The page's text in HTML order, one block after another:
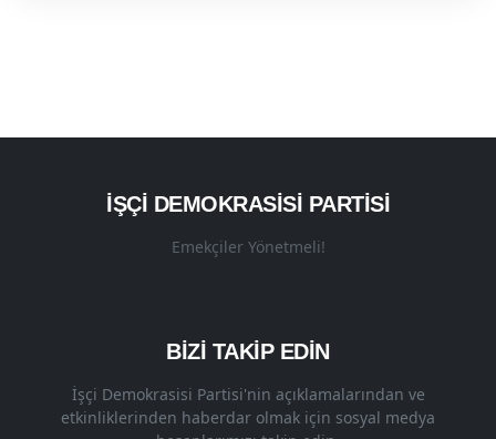
İŞÇI DEMOKRASISI PARTISI
Emekçiler Yönetmeli!
BİZİ TAKİP EDİN
İşçi Demokrasisi Partisi'nin açıklamalarından ve
etkinliklerinden haberdar olmak için sosyal medya